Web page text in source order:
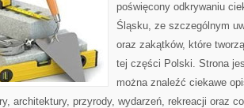
poświęcony odkrywaniu
Śląsku, ze szczególnym
oraz zakątków, które
tej części Polski. Strona
można znaleźć ciekawe
architektury, przyrody, wydarzeń, rekreacji oraz